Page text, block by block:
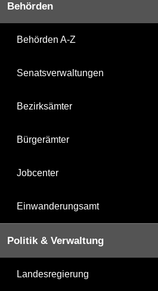
Behörden
Behörden A-Z
Senatsverwaltungen
Bezirksämter
Bürgerämter
Jobcenter
Einwanderungsamt
Politik & Verwaltung
Landesregierung